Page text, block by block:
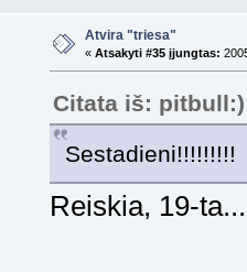
Atvira "triesa"
« Atsakyti #35 įjungtas:
Citata iš: pitbull:)
Sestadieni!!!!!!!!!
Reiskia, 19-